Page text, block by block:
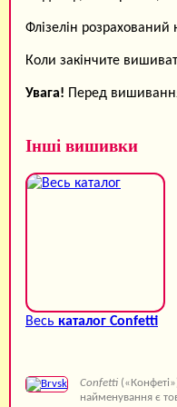
Флізелін
Коли закінчите
Увага! Перед
Інші вишивки
Весь каталог Confetti
Confetti
найменування є